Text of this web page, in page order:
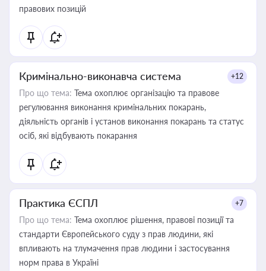
правових позицій
Кримінально-виконавча система +12
Про що тема: Тема охоплює організацію та правове
регулювання виконання кримінальних покарань,
діяльність органів і установ виконання покарань та статус
осіб, які відбувають покарання
Практика ЄСПЛ +7
Про що тема: Тема охоплює рішення, правові позиції та
стандарти Європейського суду з прав людини, які
впливають на тлумачення прав людини і застосування
норм права в Україні